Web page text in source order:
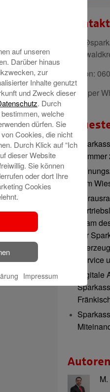
Kontakt
Telefon:
Auch per
zum
Team
der
Autoren
auf unseren
Darüber hinaus
zur
Inhalte genutzt
und Zweck dieser
. Durch
bestimmen, welche
dürfen. Sie
Cookies, die nicht
Durch Klick auf “Ich
dieser Website
Sie können
oder dort Ihre
Cookies
Impressum